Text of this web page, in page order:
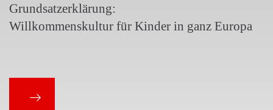
Grundsatzerklärung:
Willkommenskultur für Kinder in ganz Europa